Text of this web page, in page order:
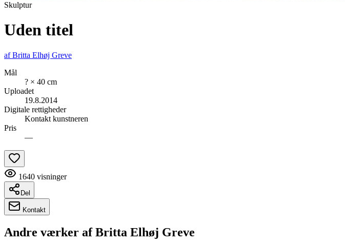
Skulptur
Uden titel
afBritta Elhøj Greve
Mål
? × 40 cm
Uploadet
19.8.2014
Digitale rettigheder
Kontakt kunstneren
Pris
—
1640 visninger
Del
Kontakt
Andre værker afBritta Elhøj Greve